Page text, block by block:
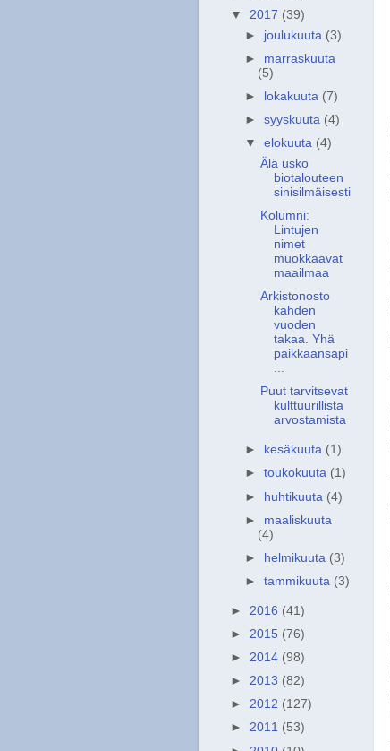
▼ 2017 (39)
► joulukuuta (3)
► marraskuuta
(5)
►
lokakuuta (7)
►syyskuuta (4)
▼elokuuta (4)
Älä usko
biotalouteen
sinisilmäisesti
Kolumni:
Lintujen
nimet
muokkaavat
maailmaa
Arkistonosto
kahden
vuoden
takaa. Yhä
paikkaansapi
...
Puut tarvitsevat
kulttuurillista
arvostamista
► kesäkuuta (1)
►toukokuuta (1)
► huhtikuuta (4)
► maaliskuuta
(4)
►
helmikuuta (3)
►tammikuuta (3)
► 2016 (41)
► 2015 (76)
► 2014 (98)
► 2013 (82)
► 2012 (127)
► 2011 (53)